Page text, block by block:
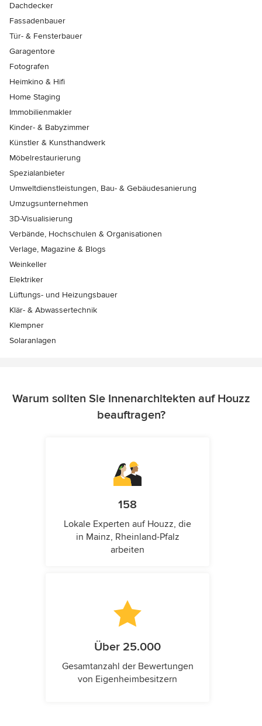
Dachdecker
Fassadenbauer
Tür- & Fensterbauer
Garagentore
Fotografen
Heimkino & Hifi
Home Staging
Immobilienmakler
Kinder- & Babyzimmer
Künstler & Kunsthandwerk
Möbelrestaurierung
Spezialanbieter
Umweltdienstleistungen, Bau- & Gebäudesanierung
Umzugsunternehmen
3D-Visualisierung
Verbände, Hochschulen & Organisationen
Verlage, Magazine & Blogs
Weinkeller
Elektriker
Lüftungs- und Heizungsbauer
Klär- & Abwassertechnik
Klempner
Solaranlagen
Warum sollten Sie Innenarchitekten auf Houzz
beauftragen?
158
Lokale Experten auf Houzz, die
in Mainz, Rheinland-Pfalz
arbeiten
Über 25.000
Gesamtanzahl der Bewertungen
von Eigenheimbesitzern